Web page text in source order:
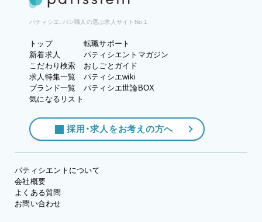
パティシエ、パン職人の選ぶ求人サイトNo.1
トップ
新着求人
こだわり検索
求人特集一覧
ブランド一覧
気になるリスト
転職サポート
パティシエントマガジン
おしごとガイド
パティシエwiki
パティシエ世論BOX
採用・求人をお考えの方へ
パティシエントについて
会社概要
よくある質問
お問い合わせ